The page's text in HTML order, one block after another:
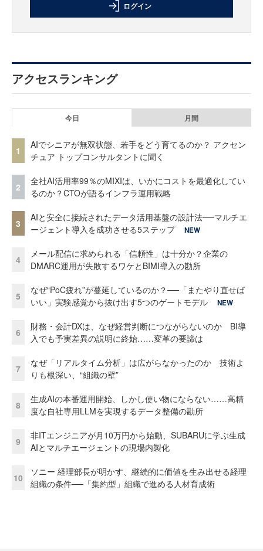
ログイン
アクセスランキング
今日 月間
1
AIでシニアが無双状態、若手をどう育てるのか？ アクセン
チュア トップコンサルタントに聞く
2
全社AI活用率99％のMIXIは、いかにコストを最適化してい
るのか？CTOが語るインフラ運用戦略
3
AIと安全に接続されたデータ活用基盤の設計法──マルチエ
ージェント導入を成功させる5ステップ
NEW
4
メール配信に求められる「信頼性」は十分か？企業の
DMARC運用が失敗するワケとBIMI導入の勘所
5
なぜ“PoC疲れ”が蔓延しているのか？──「またやり直せば
いい」実験感覚から抜け出す5つのゲートモデル
NEW
6
財務・会計DXは、なぜ経営判断につながらないのか BI導
入でも予実差異の説明に終始……変革の要諦は
7
なぜ「リアルタイム分析」は広がらなかったのか 技術よ
りも根深い、“組織の壁”
8
生成AIの本番運用開始、しかし使い物にならない……高精
度な自社専用LLMを実現するデータ整備の勘所
9
非ITエンジニアが月10万円から始動、SUBARUに学ぶ生成
AIとマルチエージェントの現場内製化
10
ソニー 経理部長が明かす、継続的に価値を生み出せる経理
組織の条件──「集約型」組織で進める人材育成術